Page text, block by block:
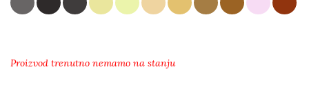
Proizvod trenutno nemamo na stanju